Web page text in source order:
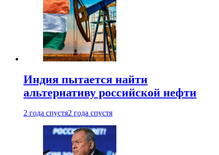
Индия пытается найти
альтернативу российской нефти
2 года спустя2 года спустя